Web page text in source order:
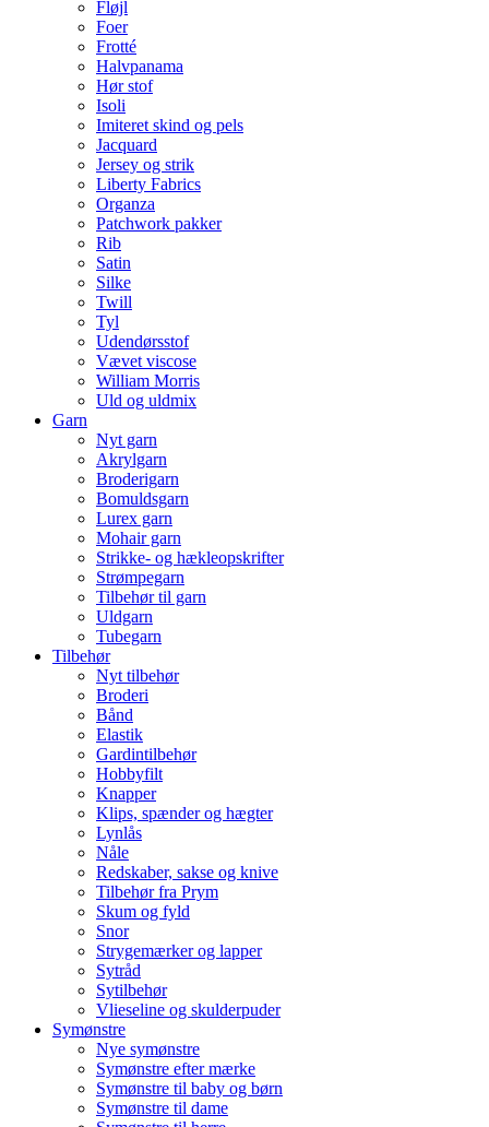
Fløjl
Foer
Frotté
Halvpanama
Hør stof
Isoli
Imiteret skind og pels
Jacquard
Jersey og strik
Liberty Fabrics
Organza
Patchwork pakker
Rib
Satin
Silke
Twill
Tyl
Udendørsstof
Vævet viscose
William Morris
Uld og uldmix
Garn
Nyt garn
Akrylgarn
Broderigarn
Bomuldsgarn
Lurex garn
Mohair garn
Strikke- og hækleopskrifter
Strømpegarn
Tilbehør til garn
Uldgarn
Tubegarn
Tilbehør
Nyt tilbehør
Broderi
Bånd
Elastik
Gardintilbehør
Hobbyfilt
Knapper
Klips, spænder og hægter
Lynlås
Nåle
Redskaber, sakse og knive
Tilbehør fra Prym
Skum og fyld
Snor
Strygemærker og lapper
Sytråd
Sytilbehør
Vlieseline og skulderpuder
Symønstre
Nye symønstre
Symønstre efter mærke
Symønstre til baby og børn
Symønstre til dame